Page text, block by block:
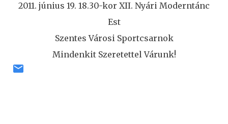
2011. június 19. 18.30-kor XII. Nyári Moderntánc
Est
Szentes Városi Sportcsarnok
Mindenkit Szeretettel Várunk!